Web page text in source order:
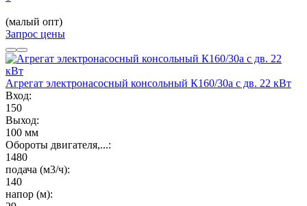
(малый опт)
Запрос цены
Агрегат электронасосный консольный К160/30а с дв. 22 кВт
Вход:
150
Выход:
100 мм
Обороты двигателя,...:
1480
подача (м3/ч):
140
напор (м):